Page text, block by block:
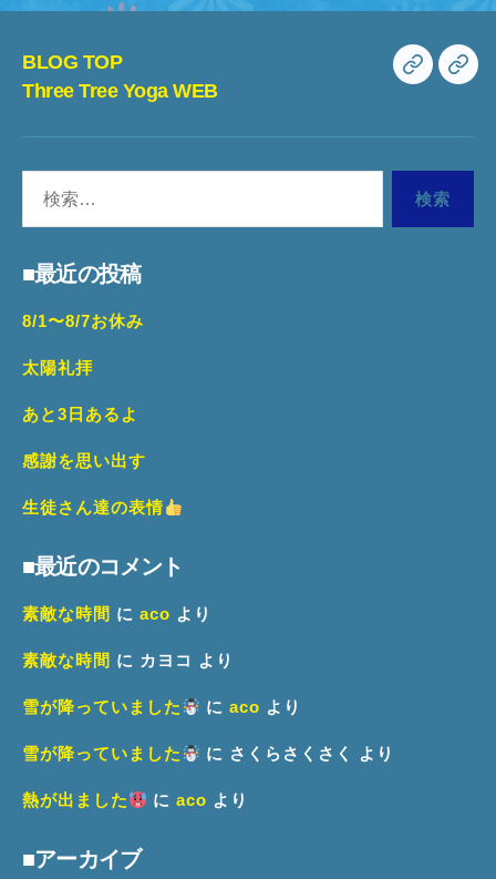
の
ペ
ー
送
BLOG TOP
Three Tree Yoga WEB
BLOG
象:
■最近の投稿
8/1〜8/7お休み
太陽礼拝
あと3日あるよ
感謝を思い出す
生徒さん達の表情
■最近のコメント
素敵な時間 に aco より
素敵な時間 に カヨコ より
雪が降っていました に aco より
雪が降っていました に さくらさくさく より
熱が出ました に aco より
■アーカイブ